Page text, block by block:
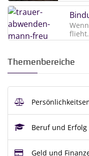
Themenbereiche
Beruf und Erfolg
Geld und